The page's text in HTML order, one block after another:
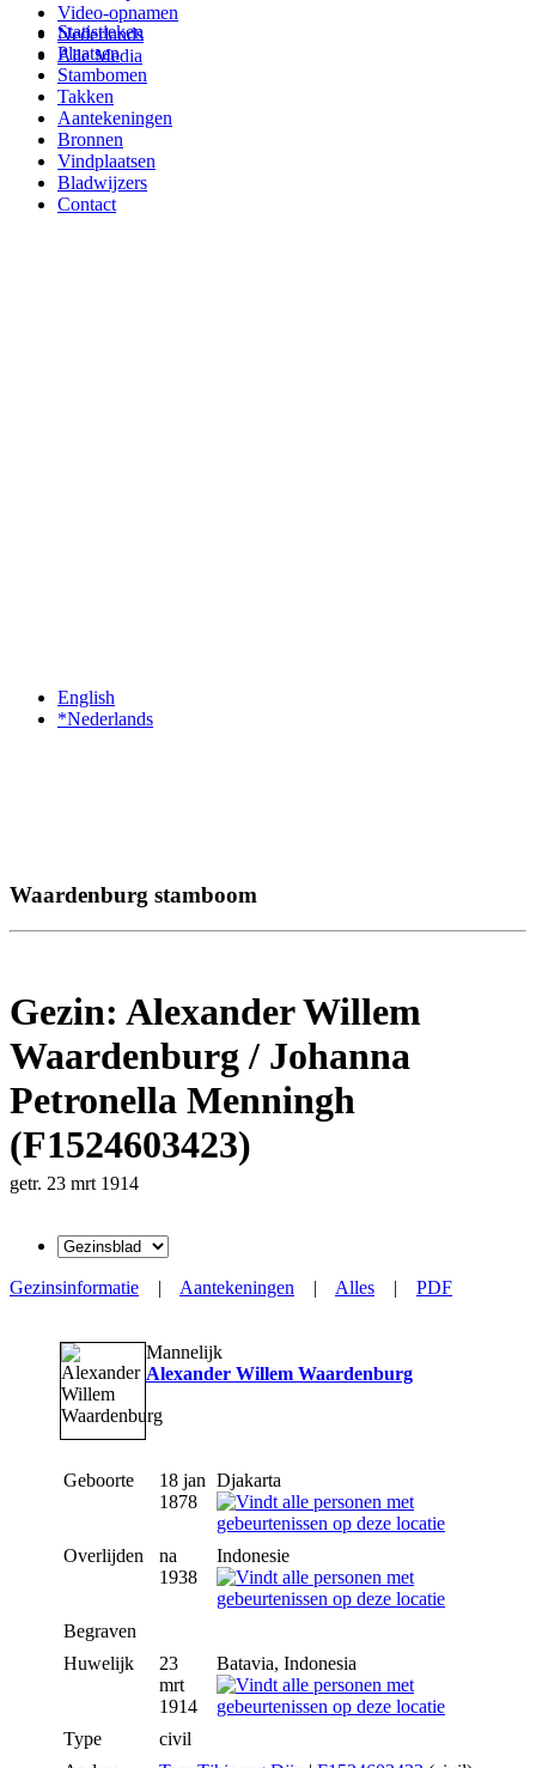
Video-opnamen
Nederlands
Alle Media
Statistieken
Plaatsen
Stambomen
Takken
Aantekeningen
Bronnen
Vindplaatsen
Bladwijzers
Contact
English
*Nederlands
Waardenburg stamboom
Gezin: Alexander Willem
Waardenburg / Johanna
Petronella Menningh
(F1524603423)
getr. 23 mrt 1914
Gezinsinformatie | Aantekeningen | Alles | PDF
Mannelijk
Alexander Willem Waardenburg
Geboorte
18 jan
1878
Djakarta
Overlijden
na
1938
Indonesie
Begraven
Huwelijk
23
mrt
1914
Batavia, Indonesia
Type
civil